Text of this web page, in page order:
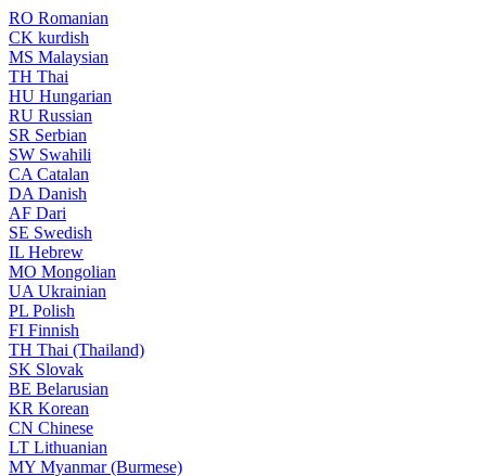
RO Romanian
CK kurdish
MS Malaysian
TH Thai
HU Hungarian
RU Russian
SR Serbian
SW Swahili
CA Catalan
DA Danish
AF Dari
SE Swedish
IL Hebrew
MO Mongolian
UA Ukrainian
PL Polish
FI Finnish
TH Thai (Thailand)
SK Slovak
BE Belarusian
KR Korean
CN Chinese
LT Lithuanian
MY Myanmar (Burmese)